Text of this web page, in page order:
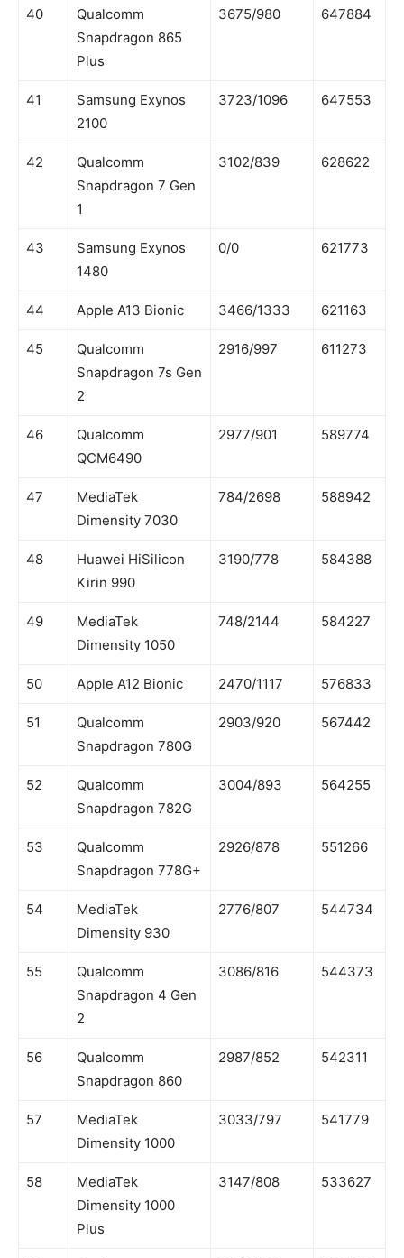
40
Qualcomm
Snapdragon 865
Plus
3675/980 647884
41
Samsung Exynos
2100
3723/1096 647553
42
Qualcomm
Snapdragon 7 Gen
1
3102/839 628622
43
Samsung Exynos
1480
0/0 621773
44 Apple A13 Bionic 3466/1333 621163
45
Qualcomm
Snapdragon 7s Gen
2
2916/997 611273
46
Qualcomm
QCM6490
2977/901 589774
47
MediaTek
Dimensity 7030
784/2698 588942
48
Huawei HiSilicon
Kirin 990
3190/778 584388
49
MediaTek
Dimensity 1050
748/2144 584227
50 Apple A12 Bionic 2470/1117 576833
51
Qualcomm
Snapdragon 780G
2903/920 567442
52
Qualcomm
Snapdragon 782G
3004/893 564255
53
Qualcomm
Snapdragon 778G+
2926/878 551266
54
MediaTek
Dimensity 930
2776/807 544734
55
Qualcomm
Snapdragon 4 Gen
2
3086/816 544373
56
Qualcomm
Snapdragon 860
2987/852 542311
57
MediaTek
Dimensity 1000
3033/797 541779
58
MediaTek
Dimensity 1000
Plus
3147/808 533627